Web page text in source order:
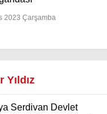
2023 Çarşamba
Yıldız
Serdivan Devlet